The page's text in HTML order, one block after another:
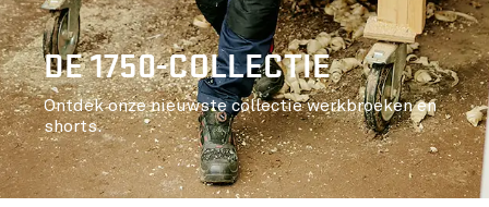
DE 1750-COLLECTIE
Ontdek onze nieuwste collectie werkbroeken en
shorts.